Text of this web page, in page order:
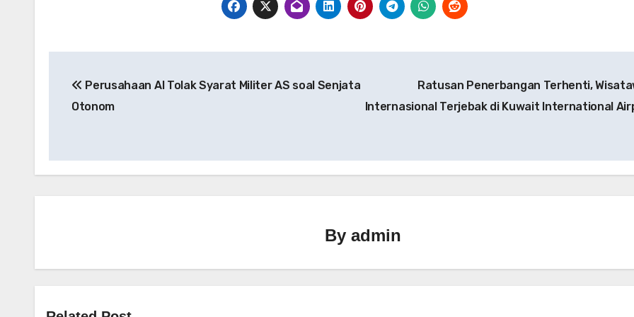
posPerusahaan AI Tolak Syarat Militer AS soal Senjata
Otonom
Ratusan Penerbangan Terhenti,
Internasional Terjebak di Kuwait International
Byadmin